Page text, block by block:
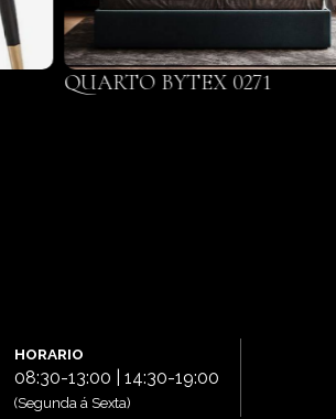
QUARTO BYTEX 0271
HORARIO
08:30-13:00 | 14:30-19:00
(Segunda á Sexta)